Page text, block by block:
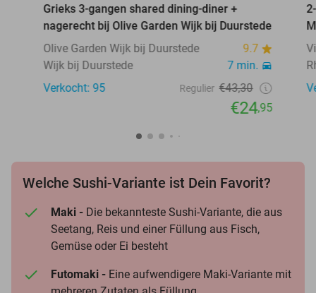
Grieks 3-gangen shared dining-diner +
nagerecht bij Olive Garden Wijk bij Duurstede
Olive Garden Wijk bij Duurstede
9.7
Wijk bij Duurstede
7 min.
Verkocht: 95
Regulier €43,30
€24,95
Welche Sushi-Variante ist Dein Favorit?
Maki - Die bekannteste Sushi-Variante, die aus
Seetang, Reis und einer Füllung aus Fisch,
Gemüse oder Ei besteht
Futomaki - Eine aufwendigere Maki-Variante mit